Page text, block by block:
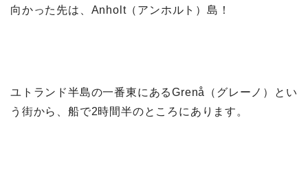
向かった先は、Anholt（アンホルト）島！
ユトランド半島の一番東にあるGrenå（グレーノ）とい
う街から、船で2時間半のところにあります。